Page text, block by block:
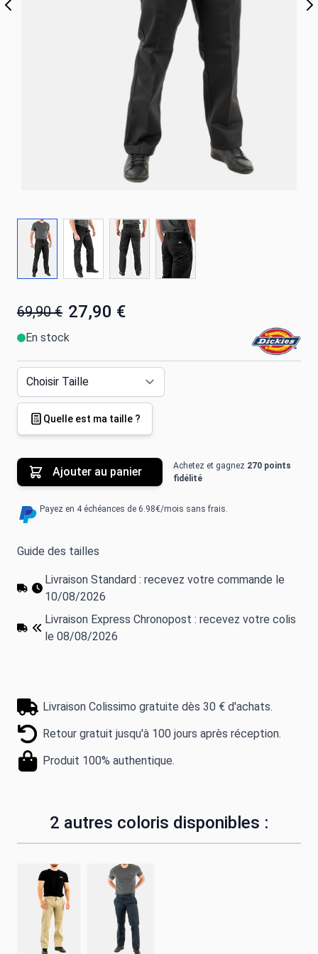
69,90 € 27,90 €
En stock
Quelle est ma taille ?
Ajouter au panier Achetez et gagnez 270 points
fidélité
Payez en 4 échéances de 6.98€/mois sans frais.
Guide des tailles
Livraison Standard : recevez votre commande le
10/08/2026
Livraison Express Chronopost : recevez votre colis
le 08/08/2026
Livraison Colissimo gratuite dès 30 € d'achats.
Retour gratuit jusqu'à 100 jours après réception.
Produit 100% authentique.
2 autres coloris disponibles :